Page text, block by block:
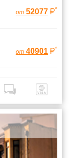
от 52077 *
от 40901 *